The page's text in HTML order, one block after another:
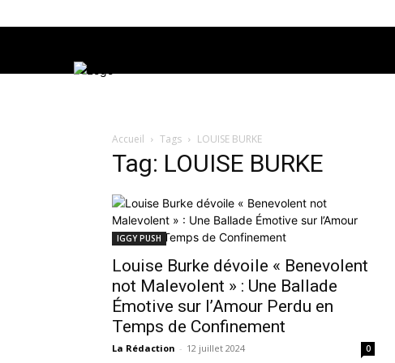
Accueil Tags LOUISE BURKE
Tag: LOUISE BURKE
IGGY PUSH
Louise Burke dévoile « Benevolent
not Malevolent » : Une Ballade
Émotive sur l’Amour Perdu en
Temps de Confinement
La Rédaction - 12 juillet 2024 0